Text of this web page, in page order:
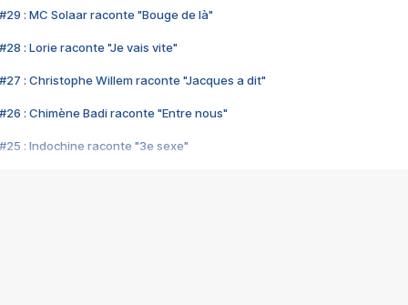
#29 : MC Solaar raconte "Bouge de là"
#28 : Lorie raconte "Je vais vite"
#27 : Christophe Willem raconte "Jacques a dit"
#26 : Chimène Badi raconte "Entre nous"
#25 : Indochine raconte "3e sexe"